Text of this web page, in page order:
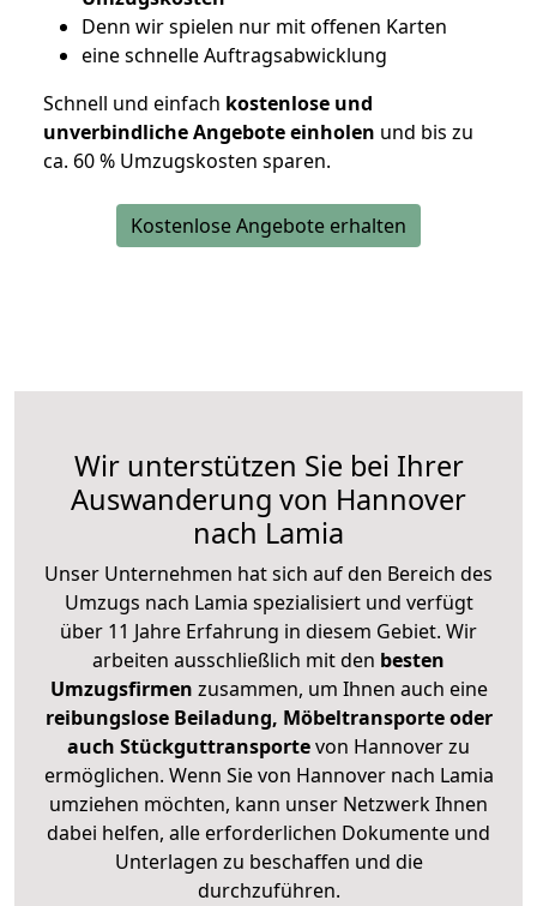
Denn wir spielen nur mit offenen Karten
eine schnelle Auftragsabwicklung
Schnell und einfach kostenlose und
unverbindliche Angebote einholen und bis zu
ca. 60 % Umzugskosten sparen.
Kostenlose Angebote erhalten
Wir unterstützen Sie bei Ihrer
Auswanderung von Hannover
nach Lamia
Unser Unternehmen hat sich auf den Bereich des
Umzugs nach Lamia spezialisiert und verfügt
über 11 Jahre Erfahrung in diesem Gebiet. Wir
arbeiten ausschließlich mit den besten
Umzugsfirmen zusammen, um Ihnen auch eine
reibungslose Beiladung, Möbeltransporte oder
auch Stückguttransportevon Hannover zu
ermöglichen. Wenn Sie von Hannover nach Lamia
umziehen möchten, kann unser Netzwerk Ihnen
dabei helfen, alle erforderlichen Dokumente und
Unterlagen zu beschaffen und die
durchzuführen.